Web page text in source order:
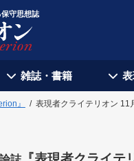
保守思想誌
雑誌・書籍
』 表現者クライテリオン 11